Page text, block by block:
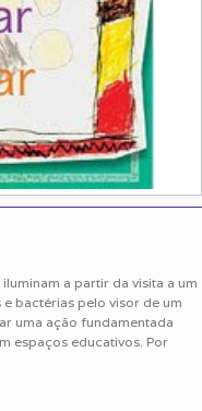
a partir da visita a um
bactérias pelo visor de um
uma ação fundamentada
espaços educativos. Por